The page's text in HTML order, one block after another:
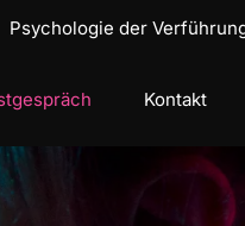
Psychologie der
Kontakt